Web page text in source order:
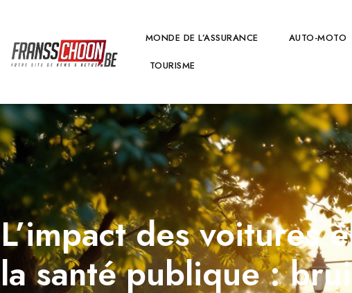
MONDE DE L’ASSURANCE AUTO-MOTO
TOURISME
L’impact des voitures
la santé publique :